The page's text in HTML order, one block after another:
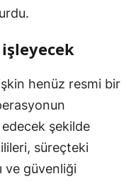
henüz resmi bir
şekilde
süreçteki
ve güvenliği